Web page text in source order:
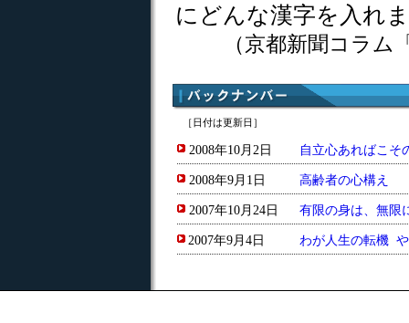
にどんな漢字を入れ
（京都新聞コラム
［日付は更新日］
2008年10月2日 自立心あればこそ
2008年9月1日 高齢者の心構え
2007年10月24日 有限の身は、無限
2007年9月4日 わが人生の転機